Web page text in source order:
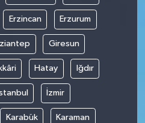
Erzincan Erzurum
Giresun
Hatay Iğdır
İzmir
Karabük Karaman